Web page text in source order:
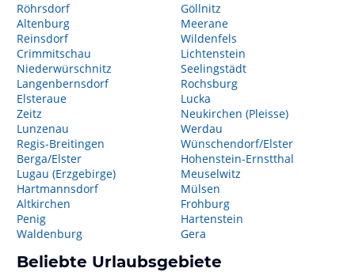
Röhrsdorf
Altenburg
Reinsdorf
Crimmitschau
Niederwürschnitz
Langenbernsdorf
Elsteraue
Zeitz
Lunzenau
Regis-Breitingen
Berga/Elster
Lugau (Erzgebirge)
Hartmannsdorf
Altkirchen
Penig
Waldenburg
Göllnitz
Meerane
Wildenfels
Lichtenstein
Seelingstädt
Rochsburg
Lucka
Neukirchen (Pleisse)
Werdau
Wünschendorf/Elster
Hohenstein-Ernstthal
Meuselwitz
Mülsen
Frohburg
Hartenstein
Gera
Beliebte Urlaubsgebiete